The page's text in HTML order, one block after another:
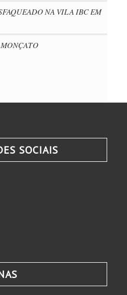
NA VILA IBC EM
SOCIAIS